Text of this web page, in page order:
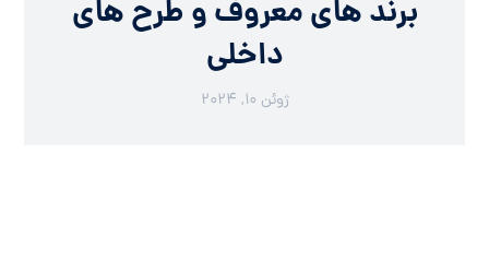
برند های معروف و طرح های
داخلی
ژوئن ۱۰, ۲۰۲۴